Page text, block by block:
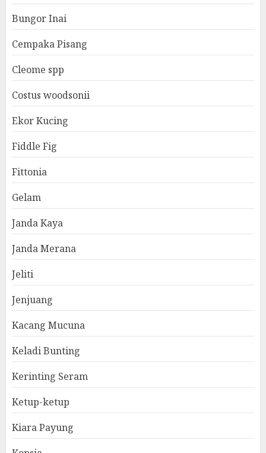
Bungor Inai
Cempaka Pisang
Cleome spp
Costus woodsonii
Ekor Kucing
Fiddle Fig
Fittonia
Gelam
Janda Kaya
Janda Merana
Jeliti
Jenjuang
Kacang Mucuna
Keladi Bunting
Kerinting Seram
Ketup-ketup
Kiara Payung